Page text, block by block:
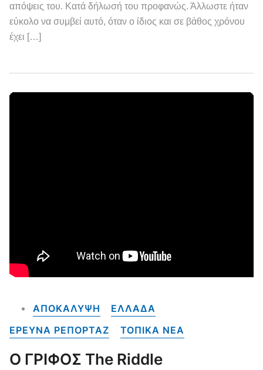
απόψεις του. Κατά δήλωσή του προφανώς. Άλλωστε ήταν
εύκολο να συμβεί αυτό, όταν ο ίδιος και σε βάθος χρόνου
έχει […]
ΑΠΟΚΑΛΥΨΗ
ΕΛΛΑΔΑ
ΕΡΕΥΝΑ ΡΕΠΟΡΤΑΖ
ΤΟΠΙΚΑ NEA
Ο ΓΡΙΦΟΣ The Riddle